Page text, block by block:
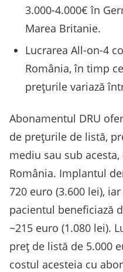
3.000-4.000€ în
Marea Britanie.
Lucrarea All-on-4
România, în timp
prețurile variază
Abonamentul DRU
de prețurile de listă,
mediu sau sub
România. Implantul
720 euro (3.600 lei),
pacientul beneficiază
~215 euro (1.080 lei).
preț de listă de 5.000
costul acesteia cu